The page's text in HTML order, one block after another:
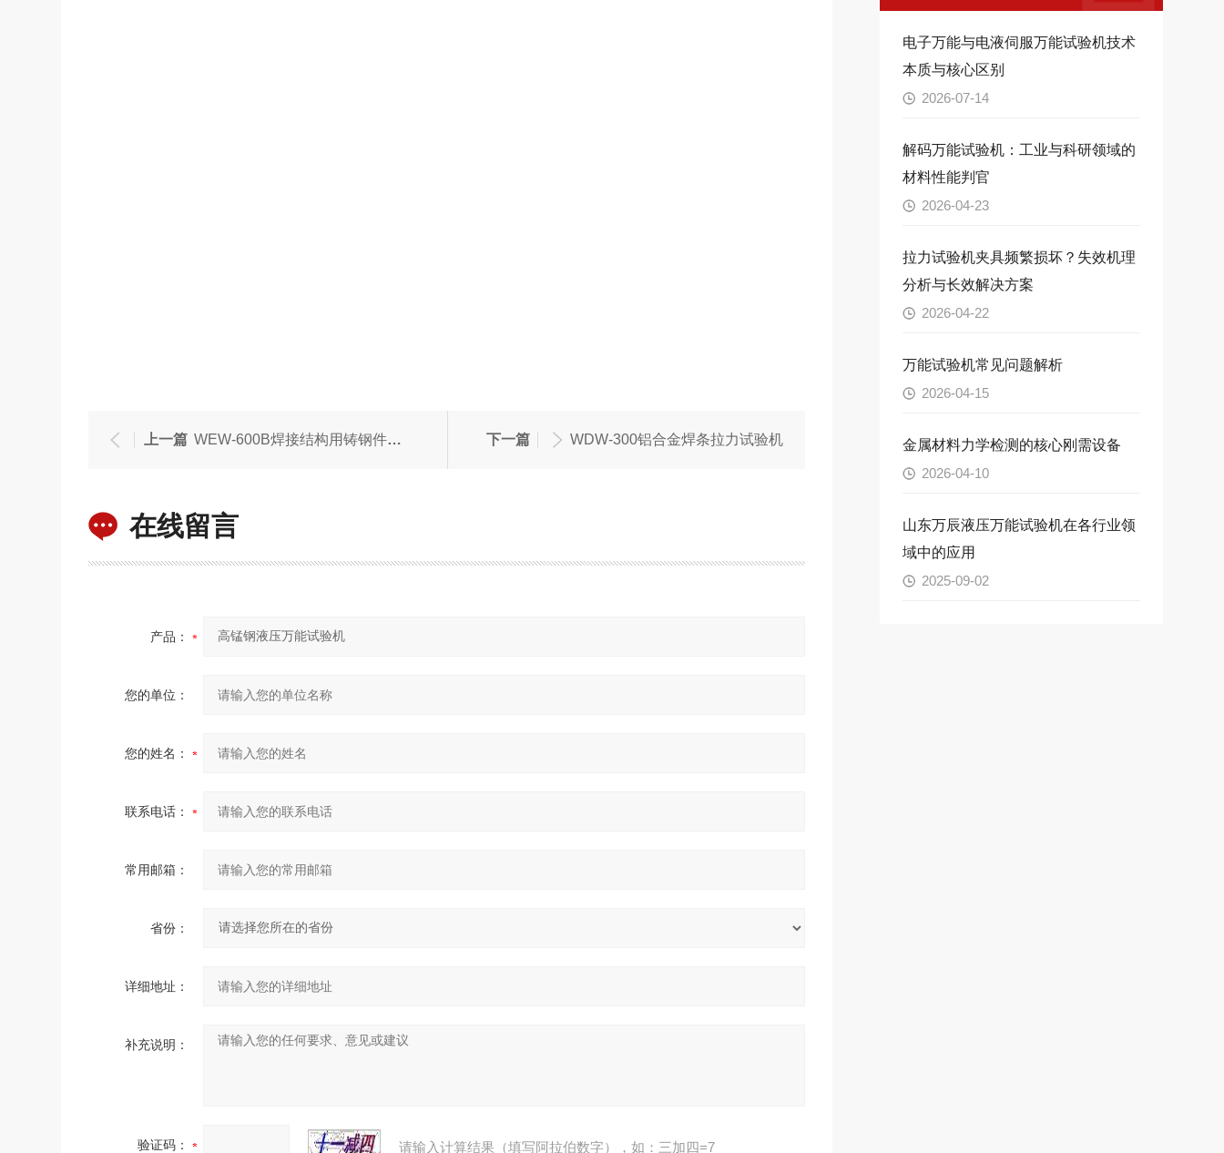
上一篇 WEW-600B焊接结构用铸钢件拉力试验机 下一篇 WDW-300铝合金焊条拉力试验机
在线留言
产品：
您的单位：
您的姓名：
联系电话：
常用邮箱：
省份：
详细地址：
补充说明：
验证码： 请输入计算结果（填写阿拉伯数字），如：三加四=7
电子万能与电液伺服万能试验机技术
本质与核心区别
2026-07-14
解码万能试验机：工业与科研领域的
材料性能判官
2026-04-23
拉力试验机夹具频繁损坏？失效机理
分析与长效解决方案
2026-04-22
万能试验机常见问题解析
2026-04-15
金属材料力学检测的核心刚需设备
2026-04-10
山东万辰液压万能试验机在各行业领
域中的应用
2025-09-02